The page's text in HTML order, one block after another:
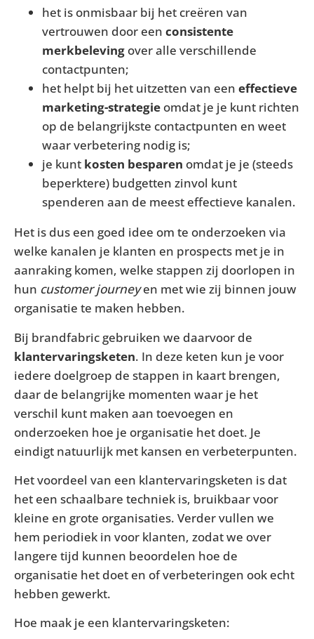
het is onmisbaar bij het creëren van
vertrouwen door een consistente
merkbeleving over alle verschillende
contactpunten;
het helpt bij het uitzetten van een effectieve
marketing-strategie omdat je je kunt richten
op de belangrijkste contactpunten en weet
waar verbetering nodig is;
je kunt kosten besparen omdat je je (steeds
beperktere) budgetten zinvol kunt
spenderen aan de meest effectieve kanalen.
Het is dus een goed idee om te onderzoeken via
welke kanalen je klanten en prospects met je in
aanraking komen, welke stappen zij doorlopen in
hun customer journeyen met wie zij binnen jouw
organisatie te maken hebben.
Bij brandfabric gebruiken we daarvoor de
klantervaringsketen. In deze keten kun je voor
iedere doelgroep de stappen in kaart brengen,
daar de belangrijke momenten waar je het
verschil kunt maken aan toevoegen en
onderzoeken hoe je organisatie het doet. Je
eindigt natuurlijk met kansen en verbeterpunten.
Het voordeel van een klantervaringsketen is dat
het een schaalbare techniek is, bruikbaar voor
kleine en grote organisaties. Verder vullen we
hem periodiek in voor klanten, zodat we over
langere tijd kunnen beoordelen hoe de
organisatie het doet en of verbeteringen ook echt
hebben gewerkt.
Hoe maak je een klantervaringsketen: